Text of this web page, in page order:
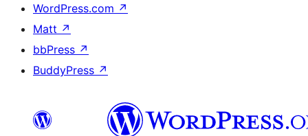
WordPress.com ↗
Matt ↗
bbPress ↗
BuddyPress ↗